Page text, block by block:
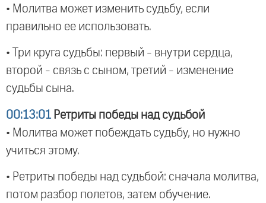
• Молитва может изменить судьбу, если
правильно ее использовать.
• Три круга судьбы: первый - внутри сердца,
второй - связь с сыном, третий - изменение
судьбы сына.
00:13:01 Ретриты победы над судьбой
• Молитва может побеждать судьбу, но нужно
учиться этому.
• Ретриты победы над судьбой: сначала молитва,
потом разбор полетов, затем обучение.